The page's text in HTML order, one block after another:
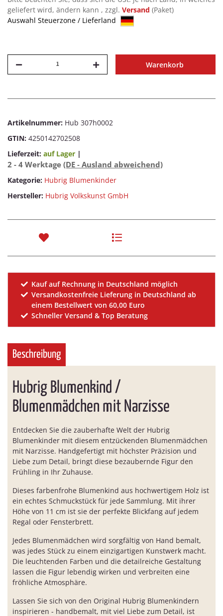
geliefert wird, ändern kann , zzgl. Versand (Paket)
Auswahl Steuerzone / Lieferland
Warenkorb
Artikelnummer: Hub 307h0002
GTIN: 4250142702508
Lieferzeit: auf Lager |
2 - 4 Werktage (DE - Ausland abweichend)
Kategorie: Hubrig Blumenkinder
Hersteller: Hubrig Volkskunst GmbH
Kauf auf Rechnung in Deutschland möglich
Versandkostenfreie Lieferung in Deutschland ab
einem Bestellwert von 60,00 Euro
Schneller Versand & Top Beratung
Beschreibung
Hubrig Blumenkind /
Blumenmädchen mit Narzisse
Entdecken Sie die zauberhafte Welt der Hubrig
Blumenkinder mit diesem entzückenden Blumenmädchen
mit Narzisse. Handgefertigt mit höchster Präzision und
Liebe zum Detail, bringt diese bezaubernde Figur den
Frühling in Ihr Zuhause.
Dieses farbenfrohe Blumenkind aus hochwertigem Holz ist
ein echtes Schmuckstück für jede Sammlung. Mit ihrer
Höhe von 11 cm ist sie der perfekte Blickfang auf jedem
Regal oder Fensterbrett.
Jedes Blumenmädchen wird sorgfältig von Hand bemalt,
was jedes Stück zu einem einzigartigen Kunstwerk macht.
Die leuchtenden Farben und die detailreiche Gestaltung
lassen die Figur lebendig wirken und verbreiten eine
fröhliche Atmosphäre.
Lassen Sie sich von den Original Hubrig Blumenkindern
inspirieren - handbemalt, mit viel Liebe zum Detail, ist